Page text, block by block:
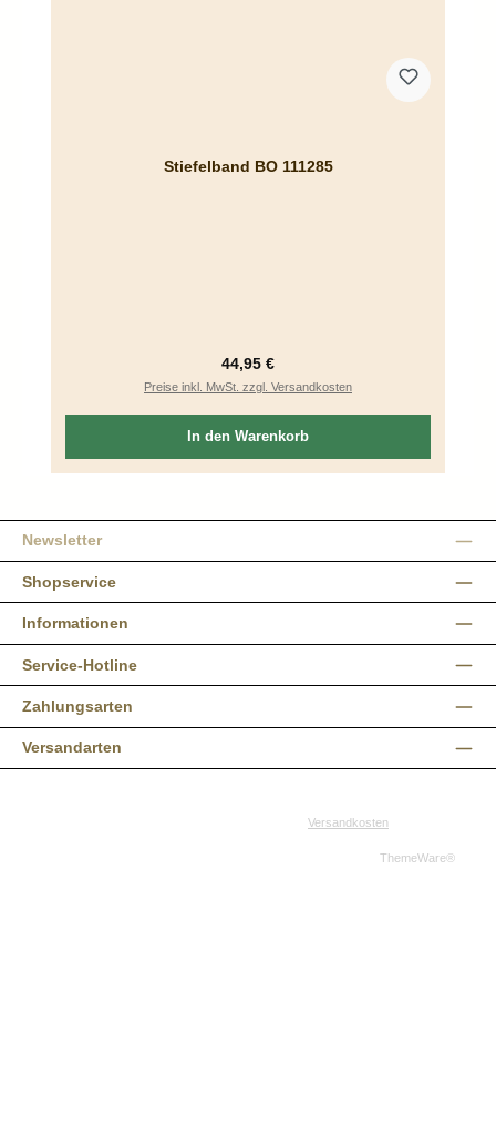
Stiefelband BO 111285
Regulärer Preis:
44,95 €
Preise inkl. MwSt. zzgl. Versandkosten
In den Warenkorb
Newsletter
Shopservice
Informationen
Service-Hotline
Zahlungsarten
Versandarten
Versandkosten
ThemeWare®